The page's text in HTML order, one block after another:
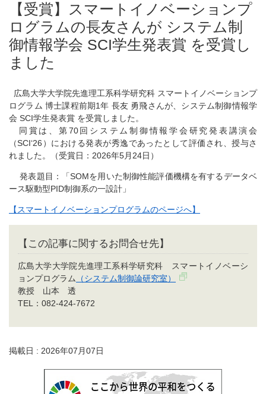
【受賞】スマートイノベーションプ
ログラムの長友さんが システム制
御情報学会 SCI学生発表賞 を受賞し
ました
広島大学大学院先進理工系科学研究科 スマートイノベーションプ
ログラム 博士課程前期1年 長友 勇飛さんが、システム制御情報学
会 SCI学生発表賞 を受賞しました。
同賞は、第70回システム制御情報学会研究発表講演会
（SCI‘26）における発表が秀逸であったとして評価され、授与さ
れました。（受賞日：2026年5月24日）
発表題目：「SOMを用いた制御性能評価機構を有するデータベ
ース駆動型PID制御系の一設計」
【スマートイノベーションプログラムのページへ】
【この記事に関するお問合せ先】
広島大学大学院先進理工系科学研究科 スマートイノベーシ
ョンプログラム
（システム制御論研究室）
教授 山本 透
TEL：082-424-7672
掲載日 : 2026年07月07日